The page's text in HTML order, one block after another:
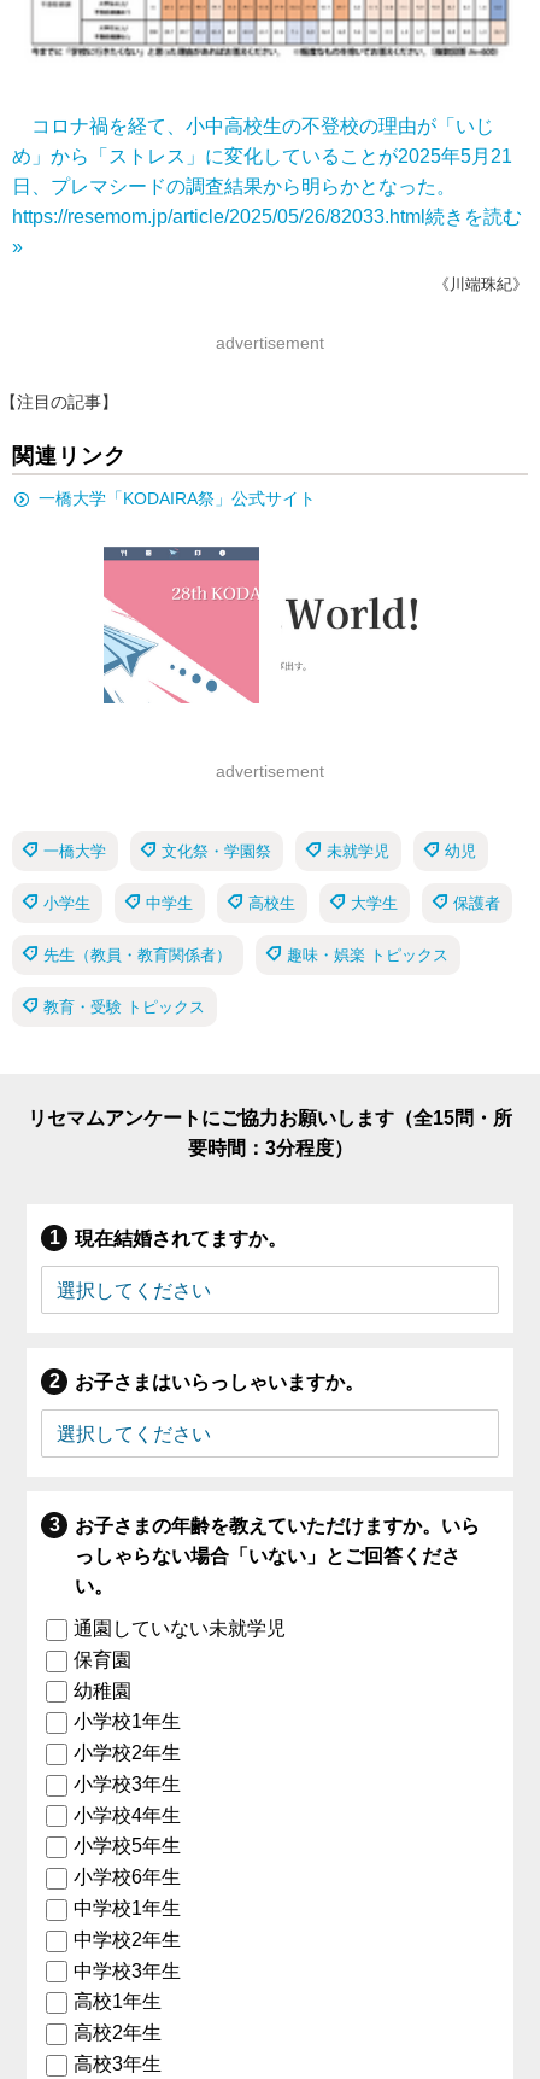
コロナ禍を経て、小中高校生の不登校の理由が「いじ
め」から「ストレス」に変化していることが2025年5月21
日、プレマシードの調査結果から明らかとなった。
https://resemom.jp/article/2025/05/26/82033.html 続きを読む
»
《川端珠紀》
advertisement
【注目の記事】
関連リンク
一橋大学「KODAIRA祭」公式サイト
advertisement
一橋大学 文化祭・学園祭 未就学児 幼児
小学生 中学生 高校生 大学生 保護者
先生（教員・教育関係者） 趣味・娯楽 トピックス
教育・受験 トピックス
リセマムアンケートにご協力お願いします（全15問・所
要時間：3分程度）
現在結婚されてますか。
お子さまはいらっしゃいますか。
お子さまの年齢を教えていただけますか。いら
っしゃらない場合「いない」とご回答くださ
い。
通園していない未就学児
保育園
幼稚園
小学校1年生
小学校2年生
小学校3年生
小学校4年生
小学校5年生
小学校6年生
中学校1年生
中学校2年生
中学校3年生
高校1年生
高校2年生
高校3年生